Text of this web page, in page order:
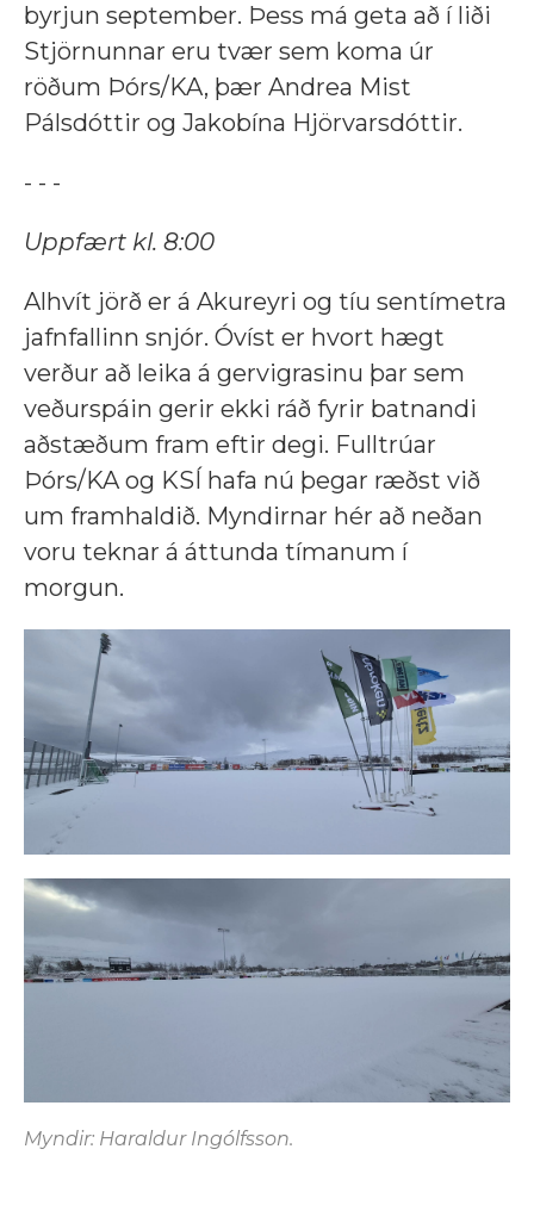
byrjun september. Þess má geta að í liði
Stjörnunnar eru tvær sem koma úr
röðum Þórs/KA, þær Andrea Mist
Pálsdóttir og Jakobína Hjörvarsdóttir.
- - -
Uppfært kl. 8:00
Alhvít jörð er á Akureyri og tíu sentímetra
jafnfallinn snjór. Óvíst er hvort hægt
verður að leika á gervigrasinu þar sem
veðurspáin gerir ekki ráð fyrir batnandi
aðstæðum fram eftir degi. Fulltrúar
Þórs/KA og KSÍ hafa nú þegar ræðst við
um framhaldið. Myndirnar hér að neðan
voru teknar á áttunda tímanum í
morgun.
Myndir: Haraldur Ingólfsson.